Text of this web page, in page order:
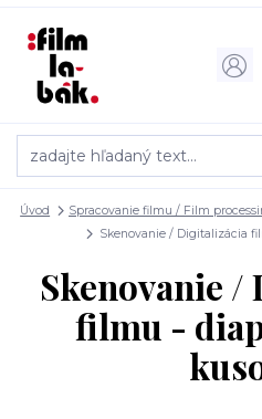
Úvod Spracovanie filmu / Film
Skenovanie / Digitalizácia
Skenovanie
filmu -